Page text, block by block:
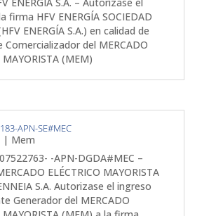
ENERGÍA S.A. – Autorízase el
firma HFV ENERGÍA SOCIEDAD
ENERGÍA S.A.) en calidad de
Comercializador del MERCADO
MAYORISTA (MEM)
APN-SE#MEC
| Mem
-APN-DGDA#MEC –
ELÉCTRICO MAYORISTA
S.A. Autorizase el ingreso
Generador del MERCADO